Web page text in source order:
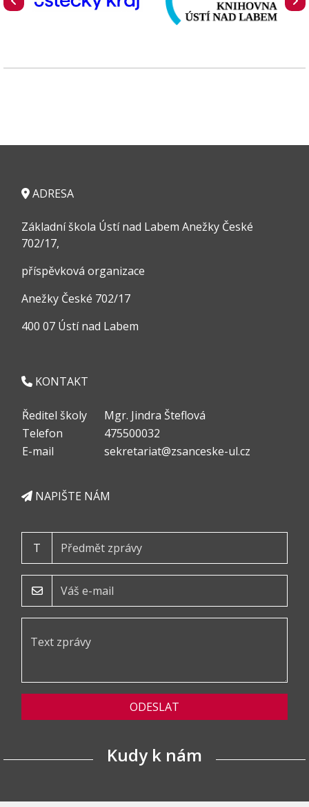
ADRESA
Základní škola Ústí nad Labem Anežky České
702/17,
příspěvková organizace
Anežky České 702/17
400 07 Ústí nad Labem
KONTAKT
Ředitel školy
Mgr. Jindra Šteflová
Telefon
475500032
E-mail
sekretariat@zsanceske-ul.cz
NAPIŠTE NÁM
T
ODESLAT
Kudy k nám